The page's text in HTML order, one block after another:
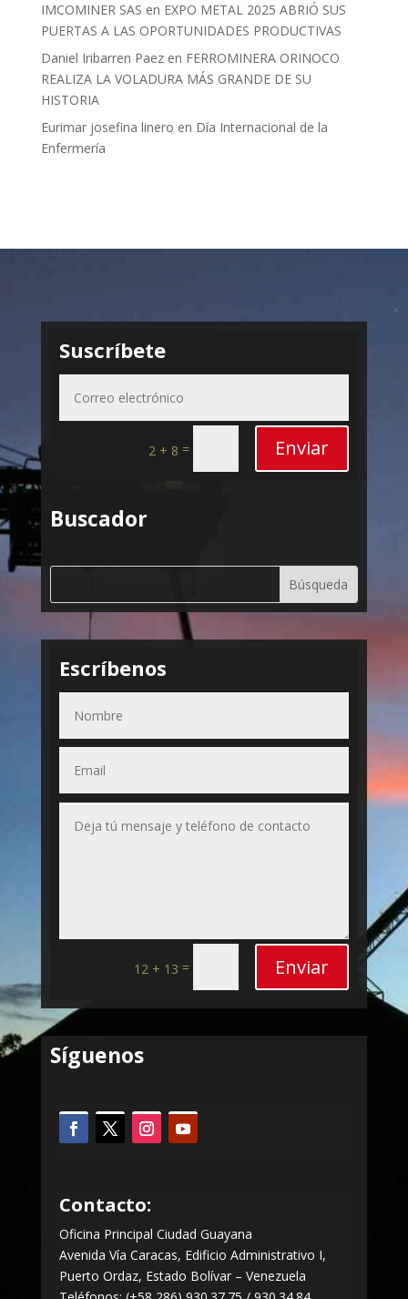
IMCOMINER SAS en EXPO METAL 2025 ABRIÓ SUS
PUERTAS A LAS OPORTUNIDADES PRODUCTIVAS
Daniel Iribarren Paezen FERROMINERA ORINOCO
REALIZA LA VOLADURA MÁS GRANDE DE SU
HISTORIA
Eurimar josefina linero en Día Internacional de la
Enfermería
Suscríbete
2 + 8 = Enviar
Buscador
Escríbenos
12 + 13 = Enviar
Síguenos
Contacto:
Oficina Principal Ciudad Guayana
Avenida Vía Caracas, Edificio Administrativo I,
Puerto Ordaz, Estado Bolívar – Venezuela